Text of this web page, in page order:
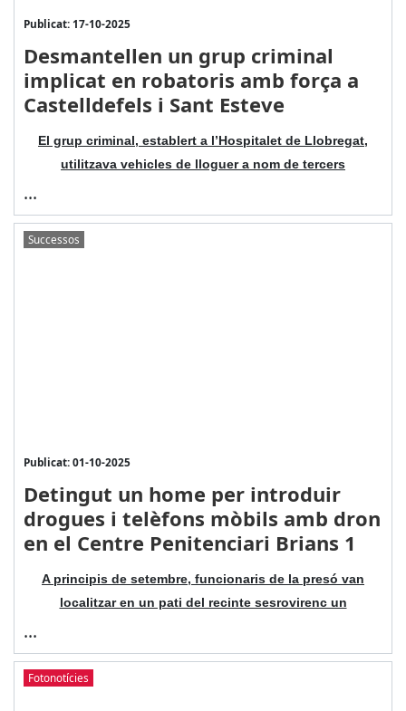
Publicat: 17-10-2025
Desmantellen un grup criminal
implicat en robatoris amb força a
Castelldefels i Sant Esteve
El grup criminal, establert a l’Hospitalet de Llobregat,
utilitzava vehicles de lloguer a nom de tercers
...
Successos
Publicat: 01-10-2025
Detingut un home per introduir
drogues i telèfons mòbils amb dron
en el Centre Penitenciari Brians 1
A principis de setembre, funcionaris de la presó van
localitzar en un pati del recinte sesrovirenc un
...
Fotonotícies